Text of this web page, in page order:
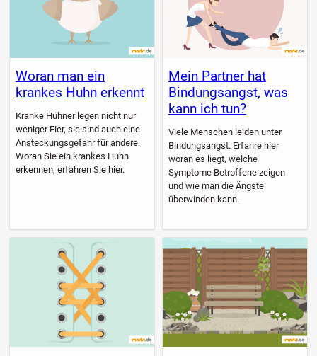
Woran man ein
krankes Huhn erkennt
Kranke Hühner legen nicht nur
weniger Eier, sie sind auch eine
Ansteckungsgefahr für andere.
Woran Sie ein krankes Huhn
erkennen, erfahren Sie hier.
Mein Partner hat
Bindungsangst, was
kann ich tun?
Viele Menschen leiden unter
Bindungsangst. Erfahre hier
woran es liegt, welche
Symptome Betroffene zeigen
und wie man die Ängste
überwinden kann.